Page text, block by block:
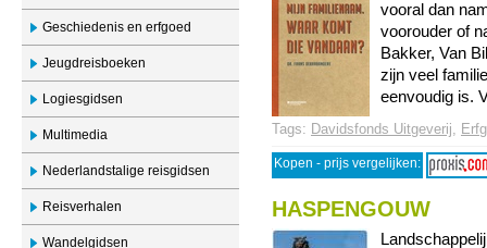
Geschiedenis en erfgoed
Jeugdreisboeken
Logiesgidsen
Multimedia
Nederlandstalige reisgidsen
Reisverhalen
Wandelgidsen
vooral dan
voorouder of
Bakker, Van
zijn veel
eenvoudig is.
Tags: Davidsfonds Uitgeverij,
Kopen - prijs vergelijken:
HASPENGOUW